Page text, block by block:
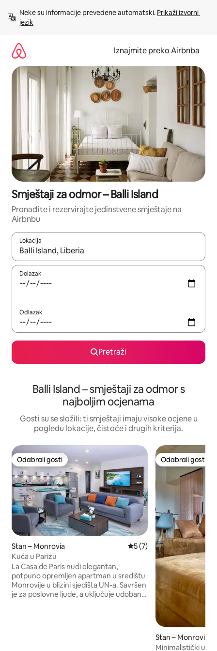
sadržaj
Neke su informacije prevedene automatski. Prikaži izvorni
jezik
Iznajmite preko Airbnba
Smještaji za odmor – Balli Island
Pronađite i rezervirajte jedinstvene smještaje na
Airbnbu
Lokacija
Kada budu dostupni rezultati, moći ćete ih pregledati
Dolazak
Odlazak
Pretraži
Balli Island – smještaji za odmor s
najboljim ocjenama
Gosti su se složili: ti smještaji imaju visoke ocjene u
pogledu lokacije, čistoće i drugih kriterija.
Odabrali gosti
Odabrali gosti
Stan – Monrovia Prosječna ocjena: 5/5,
5 (7)
Kuća u Parizu
La Casa de París nudi elegantan,
potpuno opremljen apartman u središtu
Monrovije u blizini sjedišta UN-a. Savršen
je za poslovne ljude, a uključuje udoban
Odabrali gosti
Odabrali gosti
Stan – Monrovia
Minimalistički